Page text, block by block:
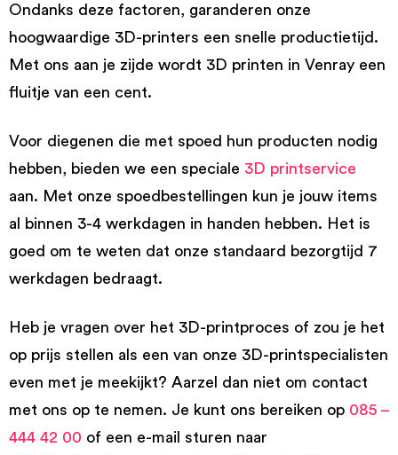
Ondanks deze factoren, garanderen onze
hoogwaardige 3D-printers een snelle productietijd.
Met ons aan je zijde wordt 3D printen in Venray een
fluitje van een cent.
Voor diegenen die met spoed hun producten nodig
hebben, bieden we een speciale 3D printservice
aan. Met onze spoedbestellingen kun je jouw items
al binnen 3-4 werkdagen in handen hebben. Het is
goed om te weten dat onze standaard bezorgtijd 7
werkdagen bedraagt.
Heb je vragen over het 3D-printproces of zou je het
op prijs stellen als een van onze 3D-printspecialisten
even met je meekijkt? Aarzel dan niet om contact
met ons op te nemen. Je kunt ons bereiken op 085 –
444 42 00 of een e-mail sturen naar